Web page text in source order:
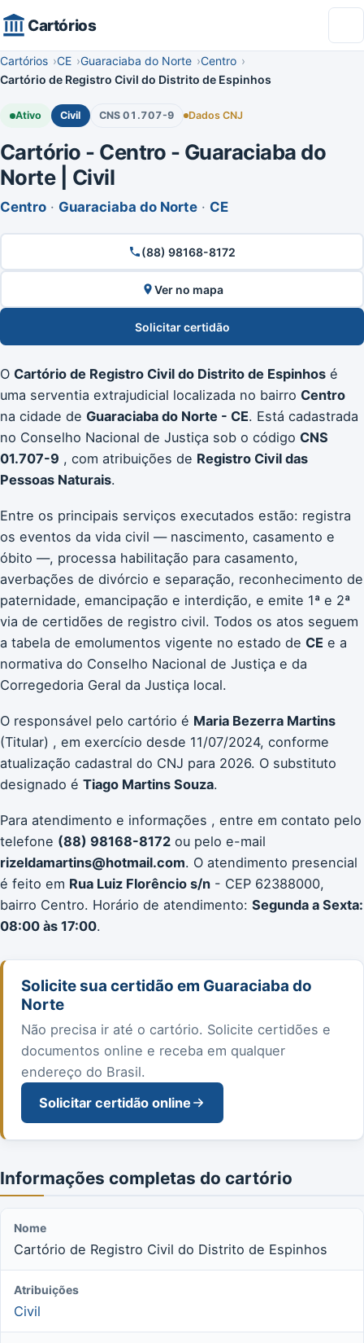
Cartórios
Cartórios CE Guaraciaba do Norte
Centro
Cartório de Registro Civil do Distrito de Espinhos
Ativo Civil CNS 01.707-9 Dados CNJ
Cartório - Centro - Guaraciaba do
Norte | Civil
Centro · Guaraciaba do Norte · CE
(88) 98168-8172
Ver no mapa
Solicitar certidão
O Cartório de Registro Civil do Distrito de Espinhos é
uma serventia extrajudicial localizada no bairro Centro
na cidade de Guaraciaba do Norte - CE. Está cadastrada
no Conselho Nacional de Justiça sob o código CNS
01.707-9 , com atribuições de Registro Civil das
Pessoas Naturais.
Entre os principais serviços executados estão: registra
os eventos da vida civil — nascimento, casamento e
óbito —, processa habilitação para casamento,
averbações de divórcio e separação, reconhecimento de
paternidade, emancipação e interdição, e emite 1ª e 2ª
via de certidões de registro civil. Todos os atos seguem
a tabela de emolumentos vigente no estado de CE e a
normativa do Conselho Nacional de Justiça e da
Corregedoria Geral da Justiça local.
O responsável pelo cartório é Maria Bezerra Martins
(Titular) , em exercício desde 11/07/2024, conforme
atualização cadastral do CNJ para 2026. O substituto
designado é Tiago Martins Souza.
Para atendimento e informações , entre em contato pelo
telefone (88) 98168-8172 ou pelo e-mail
rizeldamartins@hotmail.com. O atendimento presencial
é feito em Rua Luiz Florêncio s/n - CEP 62388000,
bairro Centro. Horário de atendimento: Segunda a Sexta:
08:00 às 17:00.
Solicite sua certidão em Guaraciaba do
Norte
Não precisa ir até o cartório. Solicite certidões e
documentos online e receba em qualquer
endereço do Brasil.
Solicitar certidão online
Informações completas do cartório
Nome
Cartório de Registro Civil do Distrito de Espinhos
Atribuições
Civil